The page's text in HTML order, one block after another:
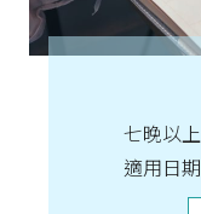
七晚以
適用日